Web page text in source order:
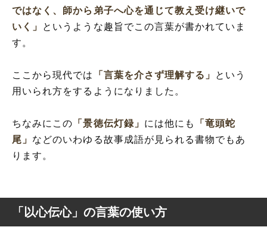
ではなく、師から弟子へ心を通じて教え受け継いで
いく」
というような趣旨でこの言葉が書かれていま
す。
ここから現代では 「言葉を介さず理解する」 という
用いられ方をするようになりました。
ちなみにこの 「景徳伝灯録」 には他にも
「竜頭蛇
尾」 などのいわゆる故事成語が見られる書物でもあ
ります。
「以心伝心」の言葉の使い方